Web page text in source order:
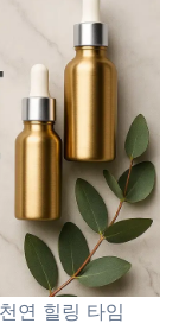
연 힐링 타임